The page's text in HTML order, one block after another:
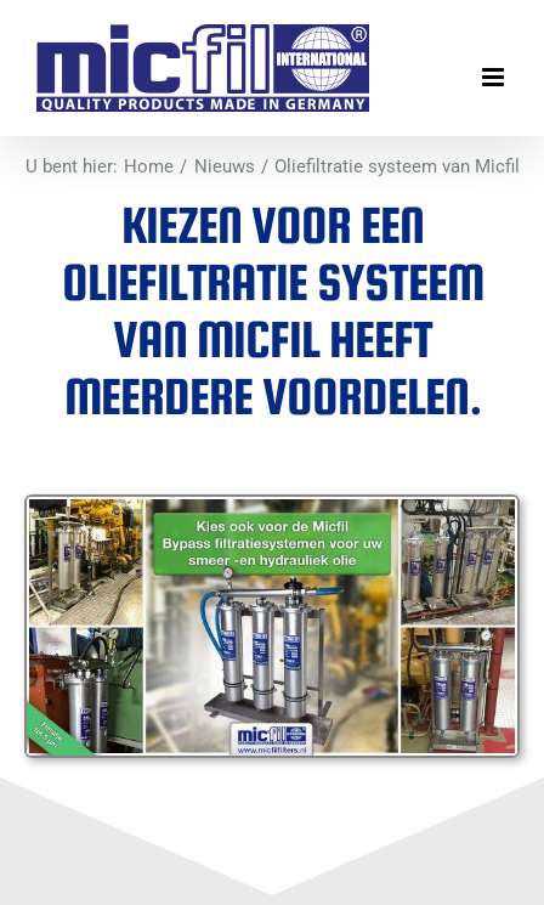
inhoud
U bent hier: Home Nieuws Oliefiltratie systeem van Micfil
KIEZEN VOOR EEN
OLIEFILTRATIE SYSTEEM
VAN MICFIL HEEFT
MEERDERE VOORDELEN.